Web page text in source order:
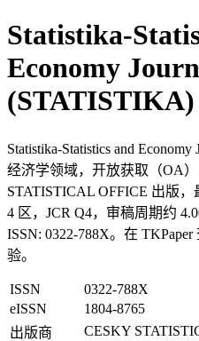
Statistika-
Economy
(STATISTIKA)
Statistika-Statistics and
经济学领域，开放获取（OA
STATISTICAL OFFICE 出版
4 区，JCR Q4，审稿周期约
ISSN: 0322-788X。在
验。
ISSN
0322-788X
eISSN
1804-8765
出版商
CESKY